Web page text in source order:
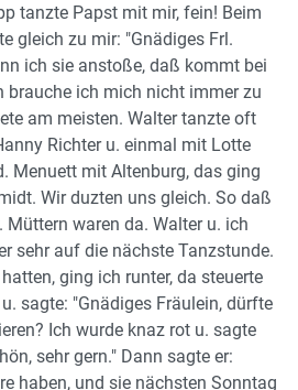
tanzte Papst mit mir, fein! Beim
gleich zu mir: "Gnädiges Frl.
ich sie anstoße, daß kommt bei
brauche ich mich nicht immer zu
am meisten. Walter tanzte oft
Richter u. einmal mit Lotte
Menuett mit Altenburg, das ging
Wir duzten uns gleich. So daß
Müttern waren da. Walter u. ich
sehr auf die nächste Tanzstunde.
ging ich runter, da steuerte
sagte: "Gnädiges Fräulein, dürfte
Ich wurde knaz rot u. sagte
sehr gern." Dann sagte er:
haben, und sie nächsten Sonntag